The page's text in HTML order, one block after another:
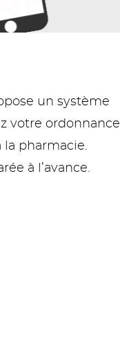
un système
votre ordonnance
la pharmacie.
à l’avance.